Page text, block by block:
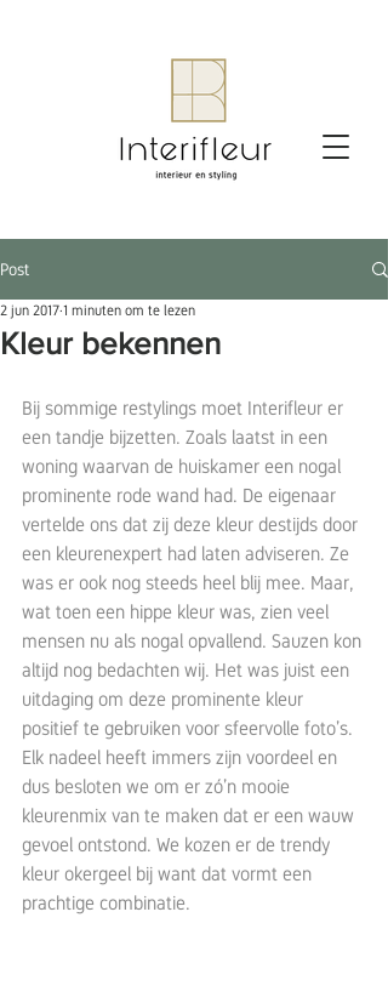
Post
Kleur bekennen
2 jun 2017 1 minuten om te lezen
Bij sommige restylings moet Interifleur er
een tandje bijzetten. Zoals laatst in een
woning waarvan de huiskamer een nogal
prominente rode wand had. De eigenaar
vertelde ons dat zij deze kleur destijds door
een kleurenexpert had laten adviseren. Ze
was er ook nog steeds heel blij mee. Maar,
wat toen een hippe kleur was, zien veel
mensen nu als nogal opvallend. Sauzen kon
altijd nog bedachten wij. Het was juist een
uitdaging om deze prominente kleur
positief te gebruiken voor sfeervolle foto’s.
Elk nadeel heeft immers zijn voordeel en
dus besloten we om er zó’n mooie
kleurenmix van te maken dat er een wauw
gevoel ontstond. We kozen er de trendy
kleur okergeel bij want dat vormt een
prachtige combinatie.